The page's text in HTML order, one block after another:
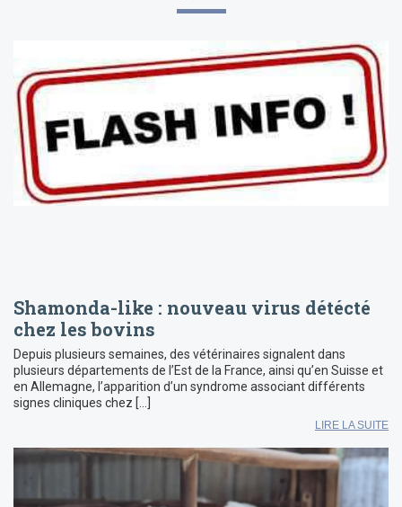
Shamonda-like : nouveau virus détécté
chez les bovins
Depuis plusieurs semaines, des vétérinaires signalent dans
plusieurs départements de l’Est de la France, ainsi qu’en Suisse et
en Allemagne, l’apparition d’un syndrome associant différents
signes cliniques chez […]
LIRE LA SUITE